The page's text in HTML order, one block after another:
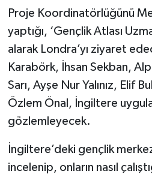
Proje Koordinatörlüğünü
yaptığı, ‘Gençlik Atlası
alarak Londra’yı ziyaret
Karabörk, İhsan Sekban,
Sarı, Ayşe Nur Yalınız, Elif
Özlem Önal, İngiltere
gözlemleyecek.
İngiltere’deki gençlik
incelenip, onların nasıl